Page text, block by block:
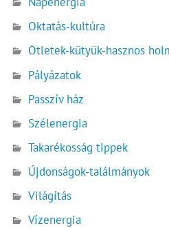
Oktatás-kultúra
Ötletek-kütyük-hasznos
Pályázatok
Passzív ház
Szélenergia
Takarékosság tippek
Újdonságok-találmányok
Világítás
Vízenergia